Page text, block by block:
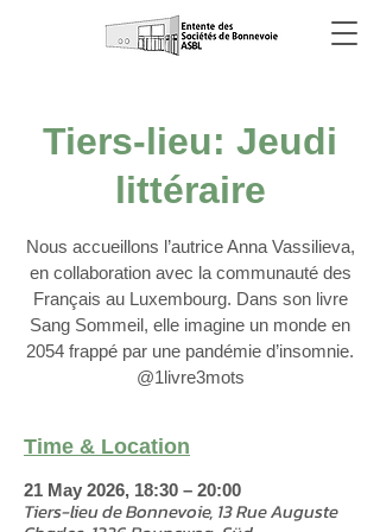
Tiers-lieu: Jeudi
littéraire
Nous accueillons l’autrice Anna Vassilieva,
en collaboration avec la communauté des
Français au Luxembourg. Dans son livre
Sang Sommeil, elle imagine un monde en
2054 frappé par une pandémie d’insomnie.
@1livre3mots
Time & Location
21 May 2026, 18:30 – 20:00
Tiers-lieu de Bonnevoie, 13 Rue Auguste